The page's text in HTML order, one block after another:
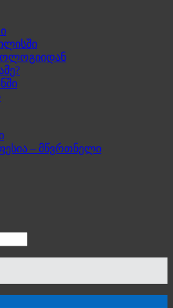
– მწვრთნელი